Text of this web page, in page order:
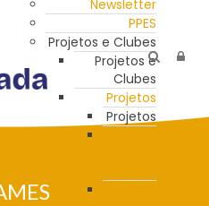
Newsletter
PPES
Projetos e Clubes
Projetos e
Clubes
Projetos
Projetos